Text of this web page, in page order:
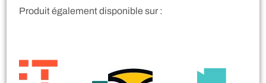
Produit également disponible sur :